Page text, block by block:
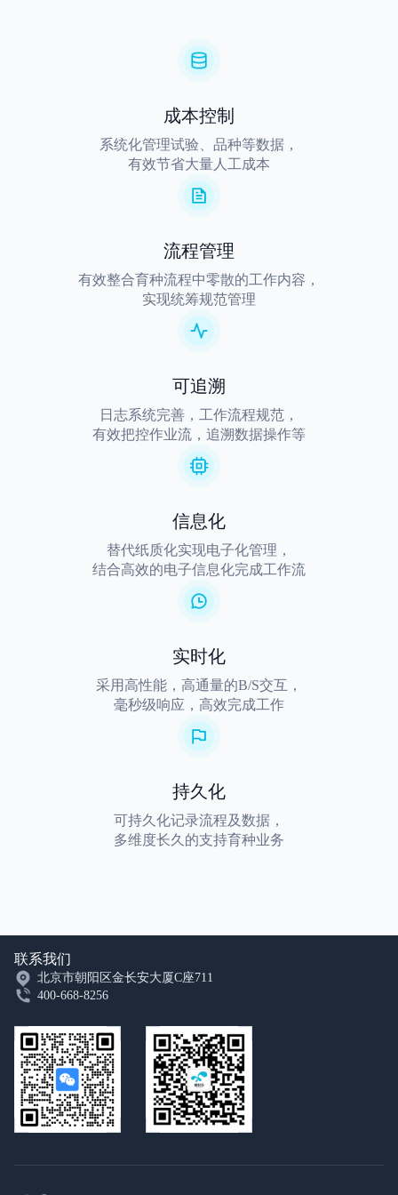
成本控制
系统化管理试验、品种等数据，
有效节省大量人工成本
流程管理
有效整合育种流程中零散的工作内容，
实现统筹规范管理
可追溯
日志系统完善，工作流程规范，
有效把控作业流，追溯数据操作等
信息化
替代纸质化实现电子化管理，
结合高效的电子信息化完成工作流
实时化
采用高性能，高通量的B/S交互，
毫秒级响应，高效完成工作
持久化
可持久化记录流程及数据，
多维度长久的支持育种业务
联系我们
北京市朝阳区金长安大厦C座711
400-668-8256